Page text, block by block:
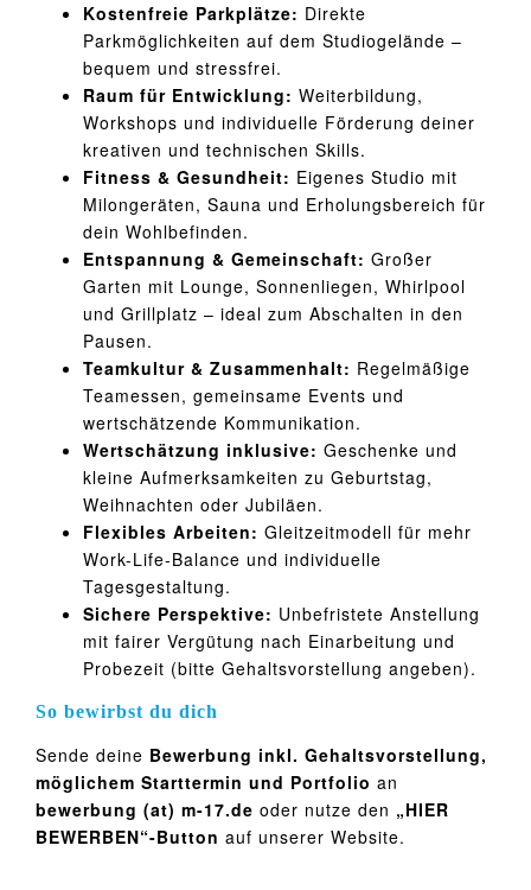
Kostenfreie Parkplätze: Direkte
Parkmöglichkeiten auf dem Studiogelände –
bequem und stressfrei.
Raum für Entwicklung: Weiterbildung,
Workshops und individuelle Förderung deiner
kreativen und technischen Skills.
Fitness & Gesundheit: Eigenes Studio mit
Milongeräten, Sauna und Erholungsbereich für
dein Wohlbefinden.
Entspannung & Gemeinschaft: Großer
Garten mit Lounge, Sonnenliegen, Whirlpool
und Grillplatz – ideal zum Abschalten in den
Pausen.
Teamkultur & Zusammenhalt: Regelmäßige
Teamessen, gemeinsame Events und
wertschätzende Kommunikation.
Wertschätzung inklusive: Geschenke und
kleine Aufmerksamkeiten zu Geburtstag,
Weihnachten oder Jubiläen.
Flexibles Arbeiten: Gleitzeitmodell für mehr
Work-Life-Balance und individuelle
Tagesgestaltung.
Sichere Perspektive: Unbefristete Anstellung
mit fairer Vergütung nach Einarbeitung und
Probezeit (bitte Gehaltsvorstellung angeben).
So bewirbst du dich
Sende deine Bewerbung inkl. Gehaltsvorstellung,
möglichem Starttermin und Portfolio an
bewerbung (at) m-17.de oder nutze den „HIER
BEWERBEN“-Button auf unserer Website.